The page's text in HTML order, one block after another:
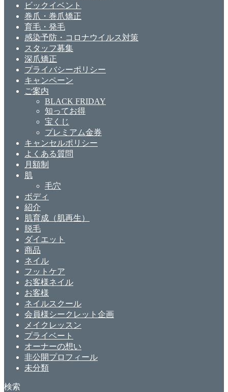
ビックイベント
巻爪・巻爪矯正
育毛・発毛
感染予防・コロナウイルス対策
スタッフ募集
深爪矯正
プライバシーポリシー
キャンペーン
ご案内
BLACK FRIDAY
知ってお得
宝くじ
プレミアム金券
キャンセルポリシー
よくある質問
月額制
肌
毛穴
ボディ
紹介
肌育成（肌再生）
脱毛
ダイエット
商品
ネイル
フットケア
お客様ネイル
お客様
ネイルスクール
会員様シークレット企画
メイクレッスン
プライベート
オーナーの想い
非公開プロフィール
未分類
検索